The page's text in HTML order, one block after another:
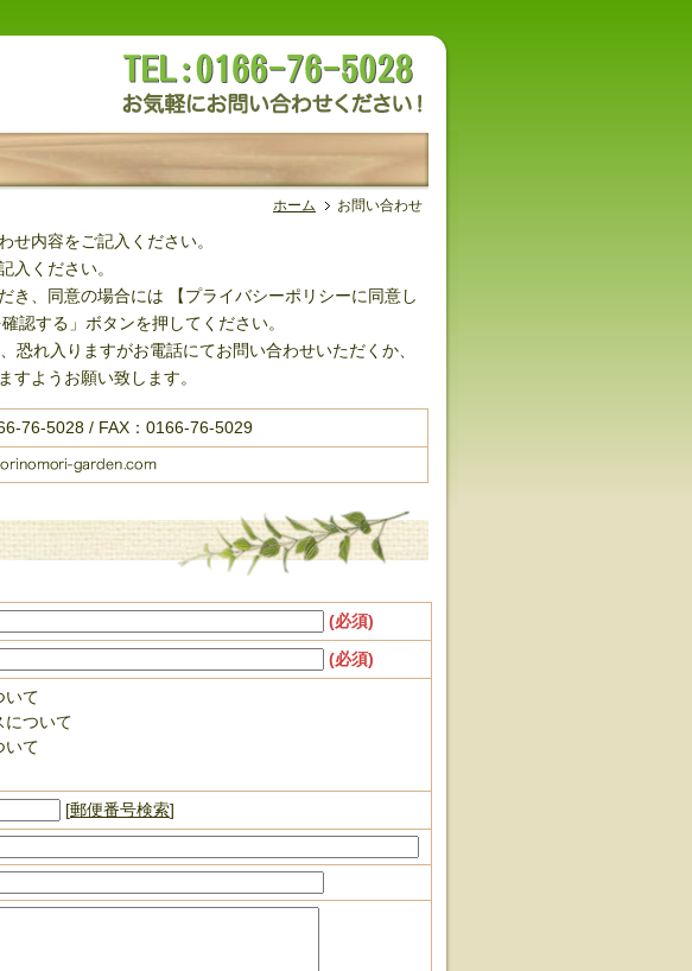
ホーム お問い合わせ
せ内容をご記入ください。
入ください。
き、同意の場合には 【プライバシーポリシーに同意し
認する」ボタンを押してください。
恐れ入りますがお電話にてお問い合わせいただくか、
すようお願い致します。
76-5028 / FAX：0166-76-5029
(必須)
(必須)
いて
について
いて
[郵便番号検索]